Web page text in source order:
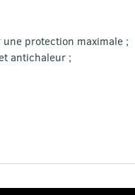
protection maximale ;
antichaleur ;